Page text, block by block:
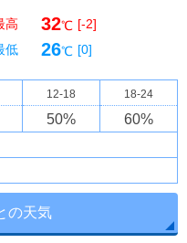
高 32℃ [-2]
低
26℃ [0]
12-18 18-24
50% 60%
の天気